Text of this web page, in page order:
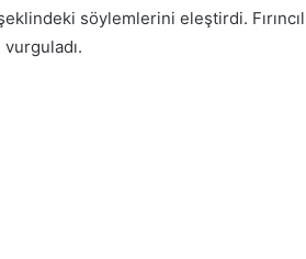
söylemlerini eleştirdi.